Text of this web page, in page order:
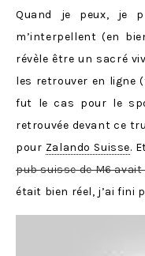
Quand je peux, je
m’interpellent (en
révèle être un sacré
les retrouver en ligne
fut le cas pour le
retrouvée devant ce
pour Zalando Suisse.
pub suisse de M6
était bien réel, j’ai fini